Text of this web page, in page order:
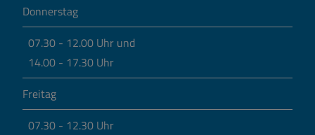
Donnerstag
07.30 - 12.00 Uhr und
14.00 - 17.30 Uhr
Freitag
07.30 - 12.30 Uhr